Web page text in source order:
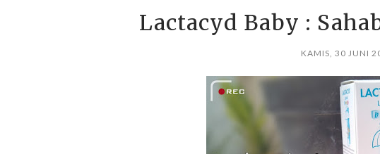
Lactacyd Baby :
KAMIS, 30 JUNI